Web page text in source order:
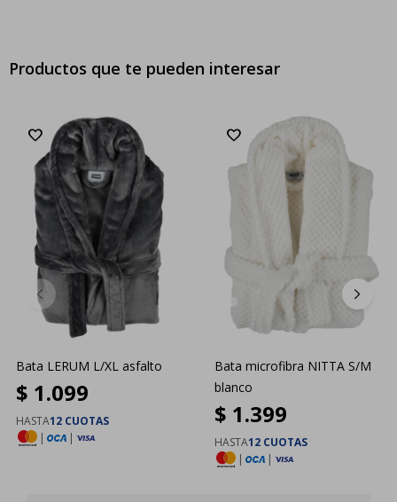
Productos que te pueden interesar
Bata LERUM L/XL asfalto
$ 1.099
HASTA12 CUOTAS
|
|
Bata microfibra NITTA S/M
blanco
$ 1.399
HASTA12 CUOTAS
|
|